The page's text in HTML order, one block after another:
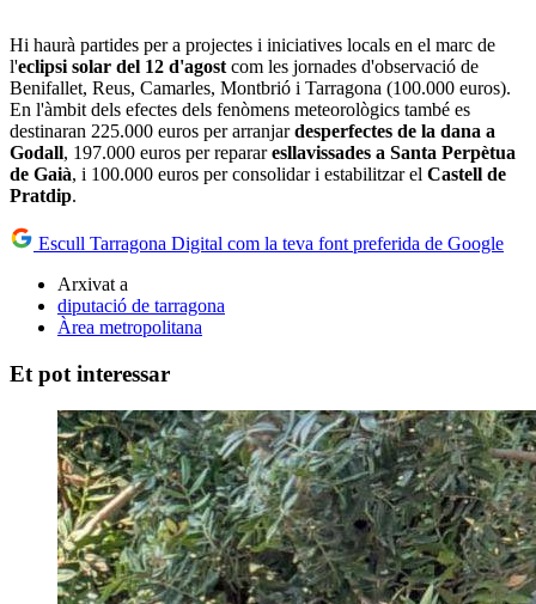
Hi haurà partides per a projectes i iniciatives locals en el marc de
l'eclipsi solar del 12 d'agostcom les jornades d'observació de
Benifallet, Reus, Camarles, Montbrió i Tarragona (100.000 euros).
En l'àmbit dels efectes dels fenòmens meteorològics també es
destinaran 225.000 euros per arranjardesperfectes de la dana a
Godall, 197.000 euros per repararesllavissades a Santa Perpètua
de Gaià, i 100.000 euros per consolidar i estabilitzar el Castell de
Pratdip.
Escull Tarragona Digital com la teva font preferida de Google
Arxivat a
diputació de tarragona
Àrea metropolitana
Et pot interessar